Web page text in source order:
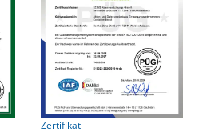
Zertifikat